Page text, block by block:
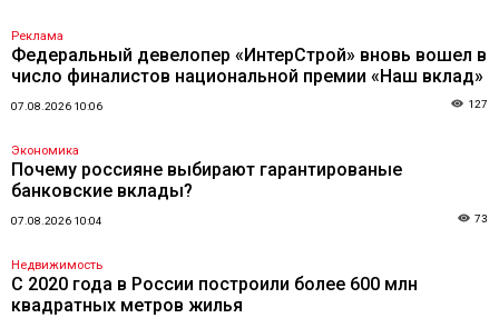
Реклама
Федеральный девелопер «ИнтерСтрой» вновь вошел в
число финалистов национальной премии «Наш вклад»
07.08.2026 10:06 127
Экономика
Почему россияне выбирают гарантированые
банковские вклады?
07.08.2026 10:04 73
Недвижимость
С 2020 года в России построили более 600 млн
квадратных метров жилья